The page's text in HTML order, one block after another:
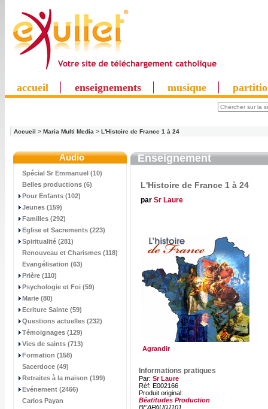
accueil enseignements musique
Accueil > Maria Multi Media > L'Histoire de France 1 à 24
Audio
Spécial Sr Emmanuel (10)
Belles productions (6)
Pour Enfants (102)
Jeunes (159)
Familles (292)
Eglise et Sacrements (223)
Spiritualité (281)
Renouveau et Charismes (118)
Evangélisation (63)
Prière (110)
Psychologie et Foi (59)
Marie (80)
Ecriture Sainte (59)
Questions actuelles (232)
Témoignages (129)
Vies de saints (713)
Formation (158)
Sacerdoce (49)
Retraites à la maison (199)
Evénement (2466)
Carlos Payan
Enseignement
L'Histoire de France 1 à 24
par Sr Laure
Agrandir
Informations pratiques
Par: Sr Laure
Réf: E002166
Produit original:
Béatitudes Production
BEAPAU0J101